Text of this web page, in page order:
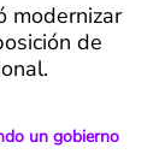
modernizar
de
un gobierno